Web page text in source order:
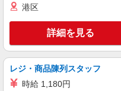
残業代支
+゜・。○
万円支給(規定有) お友達を紹介頂く
ィブ支給(規定有) ★月2回払い・週
有）★ ゜・
熊本県
更となりま
キープ
紹介予定派遣
港区
詳細を見る
レジ・商品陳列スタッフ
時給 1,180円